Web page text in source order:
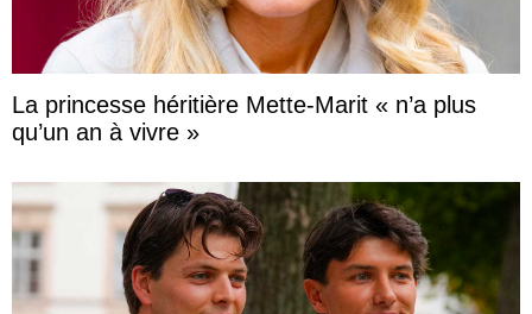
La princesse héritière Mette-Marit « n’a plus
qu’un an à vivre »